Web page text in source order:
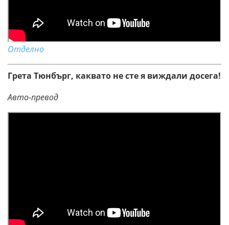
Отделно
Грета Тюнбърг, каквато не сте я виждали досега!
Авто-превод